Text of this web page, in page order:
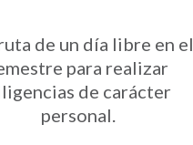
de un día libre en el
para realizar
de carácter
personal.